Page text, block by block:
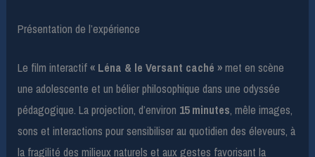
Présentation de l’expérience
Le film interactif« Léna & le Versant caché »met en scène
une adolescente et un bélier philosophique dans une odyssée
pédagogique. La projection, d’environ 15 minutes, mêle images,
sons et interactions pour sensibiliser au quotidien des éleveurs, à
la fragilité des milieux naturels et aux gestes favorisant la